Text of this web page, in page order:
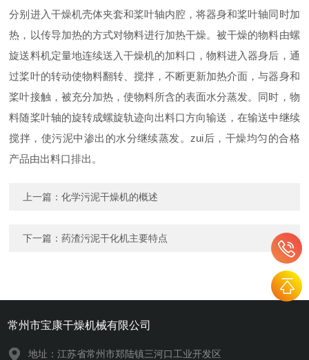
分别进入干燥机壳体夹套和桨叶轴内腔，将器身和桨叶轴同时加
热，以传导加热的方式对物料进行加热干燥。被干燥的物料由螺
旋送料机定量地连续送入干燥机的加料口，物料进入器身后，通
过桨叶的转动使物料翻转、搅拌，不断更新加热介面，与器身和
桨叶接触，被充分加热，使物料所含的表面水分蒸发。同时，物
料随桨叶轴的旋转成螺旋轨迹向出料口方向输送，在输送中继续
搅拌，使污泥中渗出的水分继续蒸发。zui后，干燥均匀的合格
产品由出料口排出。
上一篇：化学污泥干燥机的概述
下一篇：药渣污泥干化机主要特点
常州市宝康干燥机械有限公司
地址：江苏省常州市郑陆镇三河口工业开发区